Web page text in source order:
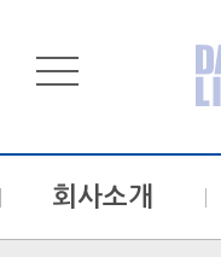
회사소개